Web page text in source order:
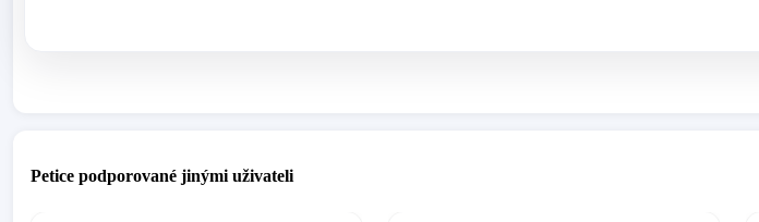
Petice podporované jinými uživateli